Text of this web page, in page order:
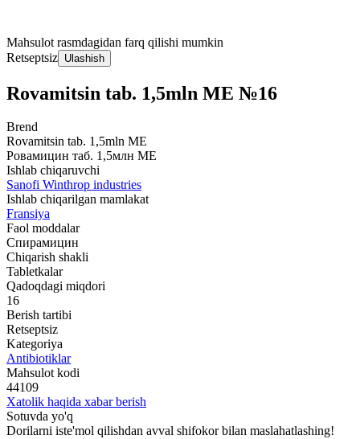
Mahsulot rasmdagidan farq qilishi mumkin
Retseptsiz Ulashish
Rovamitsin tab. 1,5mln MЕ №16
Brend
Rovamitsin tab. 1,5mln MЕ
Ровамицин таб. 1,5млн МЕ
Ishlab chiqaruvchi
Sanofi Winthrop industries
Ishlab chiqarilgan mamlakat
Fransiya
Faol moddalar
Спирамицин
Chiqarish shakli
Tabletkalar
Qadoqdagi miqdori
16
Berish tartibi
Retseptsiz
Kategoriya
Antibiotiklar
Mahsulot kodi
44109
Xatolik haqida xabar berish
Sotuvda yo'q
Dorilarni iste'mol qilishdan avval shifokor bilan maslahatlashing!